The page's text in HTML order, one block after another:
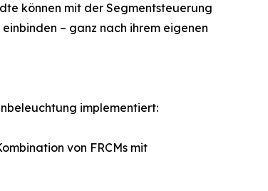
können mit der Segmentsteuerung
– ganz nach ihrem eigenen
implementiert:
von FRCMs mit